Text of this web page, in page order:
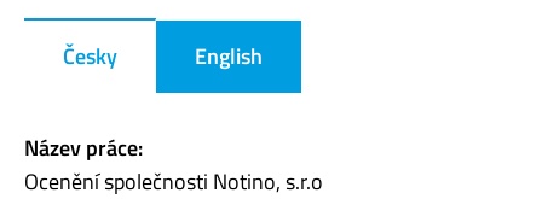
Česky English
Název práce:
Ocenění společnosti Notino, s.r.o